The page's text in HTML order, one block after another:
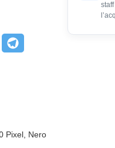
Pixel, Nero